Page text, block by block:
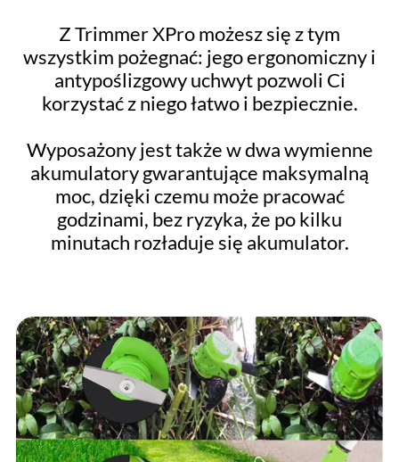
Z Trimmer XPro możesz się z tym
wszystkim pożegnać: jego ergonomiczny i
antypoślizgowy uchwyt pozwoli Ci
korzystać z niego łatwo i bezpiecznie.
Wyposażony jest także w dwa wymienne
akumulatory gwarantujące maksymalną
moc, dzięki czemu może pracować
godzinami, bez ryzyka, że ​​po kilku
minutach rozładuje się akumulator.